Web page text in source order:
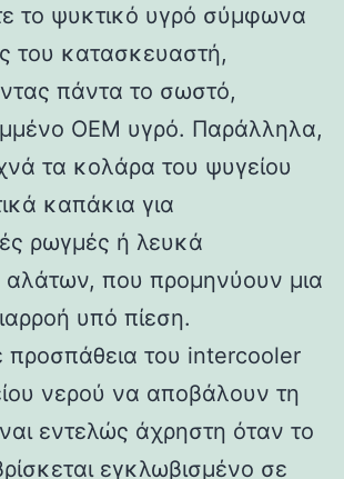
το ψυκτικό υγρό σύμφωνα
του κατασκευαστή,
πάντα το σωστό,
OEM υγρό. Παράλληλα,
τα κολάρα του ψυγείου
καπάκια για
ρωγμές ή λευκά
αλάτων, που προμηνύουν μια
υπό πίεση.
προσπάθεια του intercooler
νερού να αποβάλουν τη
εντελώς άχρηστη όταν το
εγκλωβισμένο σε